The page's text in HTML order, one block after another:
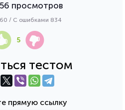
тестом
прямую ссылку
просмотров
/ С ошибками 834
5